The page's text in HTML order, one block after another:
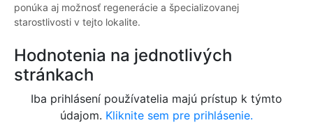
ponúka aj možnosť regenerácie a špecializovanej
starostlivosti v tejto lokalite.
Hodnotenia na jednotlivých
stránkach
Iba prihlásení používatelia majú prístup k týmto
údajom. Kliknite sem pre prihlásenie.